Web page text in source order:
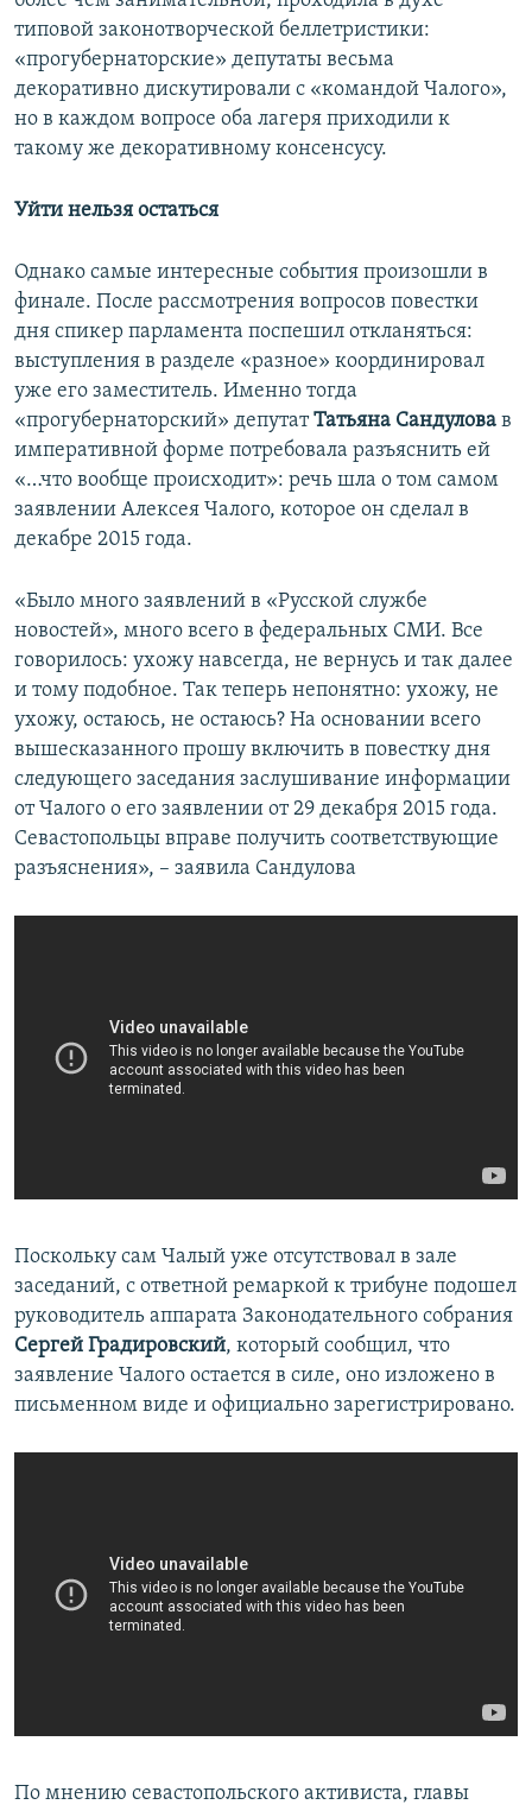
типовой законотворческой беллетристики:
«прогубернаторские» депутаты весьма
декоративно дискутировали с «командой Чалого»,
но в каждом вопросе оба лагеря приходили к
такому же декоративному консенсусу.
Уйти нельзя остаться
Однако самые интересные события произошли в
финале. После рассмотрения вопросов повестки
дня спикер парламента поспешил откланяться:
выступления в разделе «разное» координировал
уже его заместитель. Именно тогда
«прогубернаторский» депутатТатьяна Сандулова в
императивной форме потребовала разъяснить ей
«…что вообще происходит»: речь шла о том самом
заявлении Алексея Чалого, которое он сделал в
декабре 2015 года.
«Было много заявлений в «Русской службе
новостей», много всего в федеральных СМИ. Все
говорилось: ухожу навсегда, не вернусь и так далее
и тому подобное. Так теперь непонятно: ухожу, не
ухожу, остаюсь, не остаюсь? На основании всего
вышесказанного прошу включить в повестку дня
следующего заседания заслушивание информации
от Чалого о его заявлении от 29 декабря 2015 года.
Севастопольцы вправе получить соответствующие
разъяснения», – заявила Сандулова
Поскольку сам Чалый уже отсутствовал в зале
заседаний, с ответной ремаркой к трибуне подошел
руководитель аппарата Законодательного собрания
Сергей Градировский, который сообщил, что
заявление Чалого остается в силе, оно изложено в
письменном виде и официально зарегистрировано.
По мнению севастопольского активиста, главы